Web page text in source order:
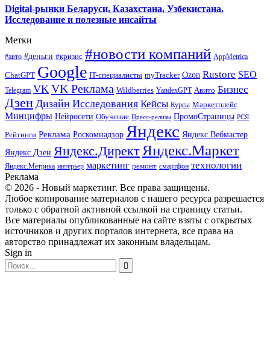
Digital-рынки Беларуси, Казахстана, Узбекистана.
Исследование и полезные инсайты
Метки
#авто #деньги #кризис #новости компаний AppMetrica
ChatGPT Google IT-специалисты myTracker Ozon Rustore SEO
Telegram VK VK Реклама Wildberries YandexGPT Авито Бизнес
Дзен Дизайн Исследования Кейсы Курсы Маркетплейс
Минцифры Нейросети Обучение Пресс-релизы ПромоСтраницы РСЯ
Рейтинги Реклама Роскомнадзор Яндекс Яндекс.Вебмастер
Яндекс.Дзен Яндекс.ДиректЯндекс.Маркет
Яндекс.Метрика интерьер маркетинг ремонт смартфон технологии
Реклама
© 2026 - Новый маркетинг. Все права защищены.
Любое копирование материалов с нашего ресурса разрешается
только с обратной активной ссылкой на страницу статьи.
Все материалы опубликованные на сайте взяты с открытых
источников и других порталов интернета, все права на
авторство принадлежат их законным владельцам.
Sign in